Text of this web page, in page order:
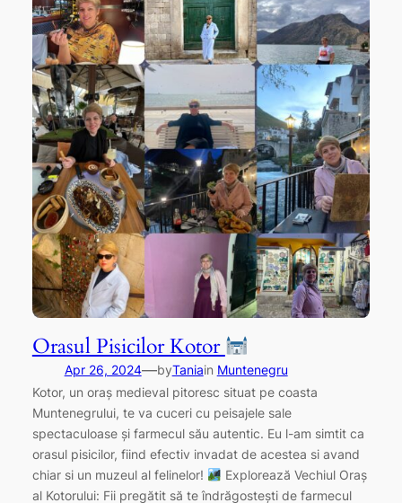
Orasul Pisicilor Kotor
Apr 26, 2024—byTaniain Muntenegru
Kotor, un oraș medieval pitoresc situat pe coasta
Muntenegrului, te va cuceri cu peisajele sale
spectaculoase și farmecul său autentic. Eu l-am simtit ca
orasul pisicilor, fiind efectiv invadat de acestea si avand
chiar si un muzeul al felinelor!
Explorează Vechiul Oraș
al Kotorului: Fii pregătit să te îndrăgostești de farmecul